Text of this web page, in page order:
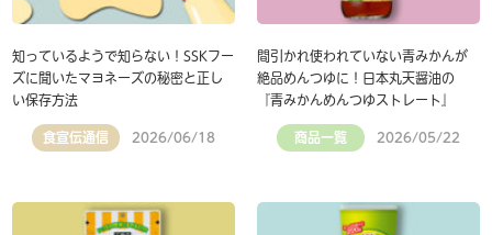
知っているようで知らない！SSKフー
ズに聞いたマヨネーズの秘密と正し
い保存方法
食宣伝通信 2026/06/18
間引かれ使われていない青みかんが
絶品めんつゆに！日本丸天醤油の
『青みかんめんつゆストレート』
商品一覧 2026/05/22